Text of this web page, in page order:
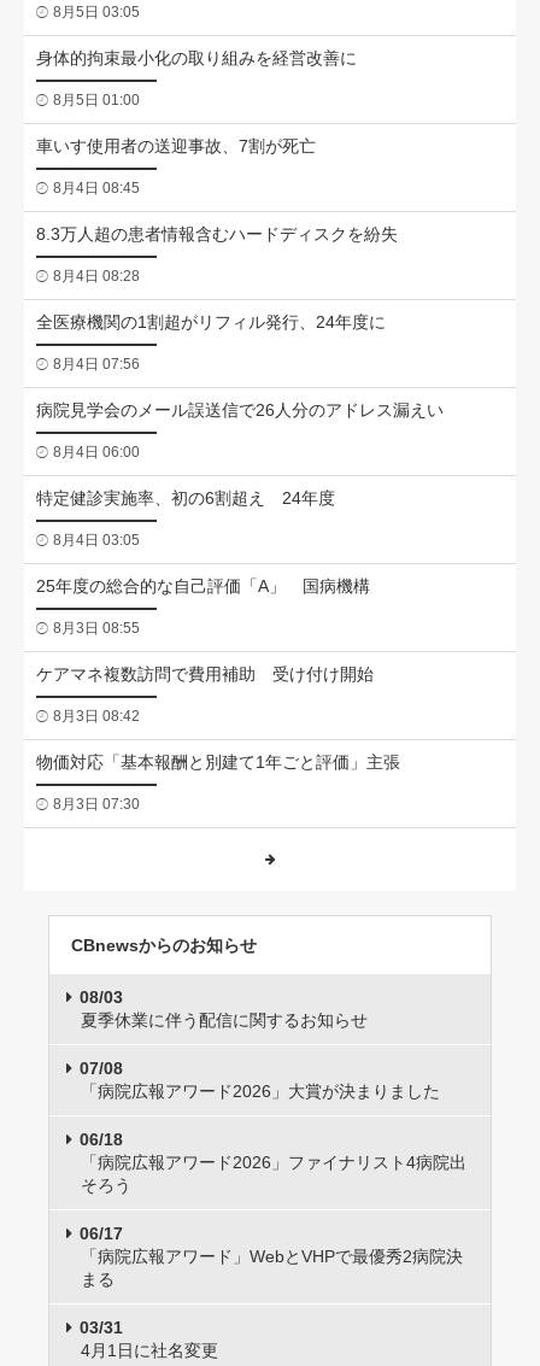
8月5日 03:05
身体的拘束最小化の取り組みを経営改善に
8月5日 01:00
車いす使用者の送迎事故、7割が死亡
8月4日 08:45
8.3万人超の患者情報含むハードディスクを紛失
8月4日 08:28
全医療機関の1割超がリフィル発行、24年度に
8月4日 07:56
病院見学会のメール誤送信で26人分のアドレス漏えい
8月4日 06:00
特定健診実施率、初の6割超え 24年度
8月4日 03:05
25年度の総合的な自己評価「A」 国病機構
8月3日 08:55
ケアマネ複数訪問で費用補助 受け付け開始
8月3日 08:42
物価対応「基本報酬と別建て1年ごと評価」主張
8月3日 07:30
CBnewsからのお知らせ
08/03
夏季休業に伴う配信に関するお知らせ
07/08
「病院広報アワード2026」大賞が決まりました
06/18
「病院広報アワード2026」ファイナリスト4病院出
そろう
06/17
「病院広報アワード」WebとVHPで最優秀2病院決
まる
03/31
4月1日に社名変更